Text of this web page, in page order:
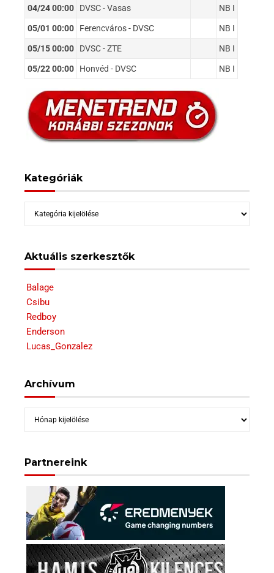
04/24 00:00 DVSC - Vasas NB I
05/01 00:00 Ferencváros - DVSC NB I
05/15 00:00 DVSC - ZTE NB I
05/22 00:00 Honvéd - DVSC NB I
Kategóriák
Kategóriák
Aktuális szerkesztők
Balage
Csibu
Redboy
Enderson
Lucas_Gonzalez
Archívum
Archívum
Partnereink